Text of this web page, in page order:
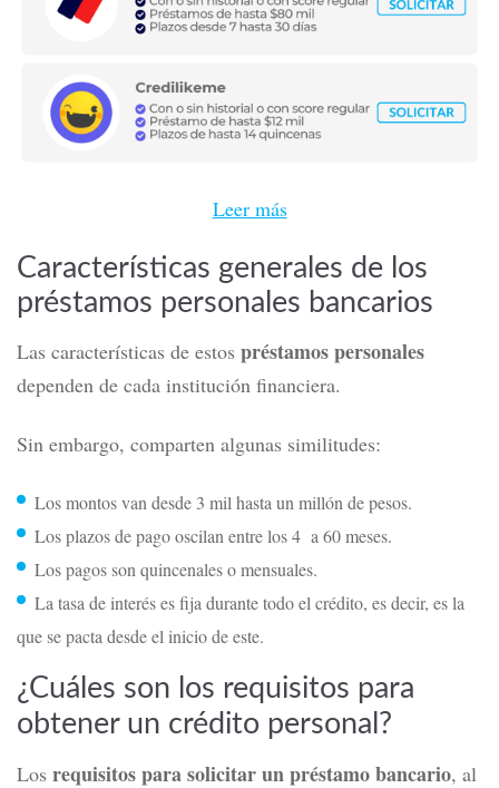
Leer más
Características generales de los
préstamos personales bancarios
Las características de estos préstamos personales
dependen de cada institución financiera.
Sin embargo, comparten algunas similitudes:
Los montos van desde 3 mil hasta un millón de pesos.
Los plazos de pago oscilan entre los 4 a 60 meses.
Los pagos son quincenales o mensuales.
La tasa de interés es fija durante todo el crédito, es decir, es la
que se pacta desde el inicio de este.
¿Cuáles son los requisitos para
obtener un crédito personal?
Los requisitos para solicitar un préstamo bancario, al